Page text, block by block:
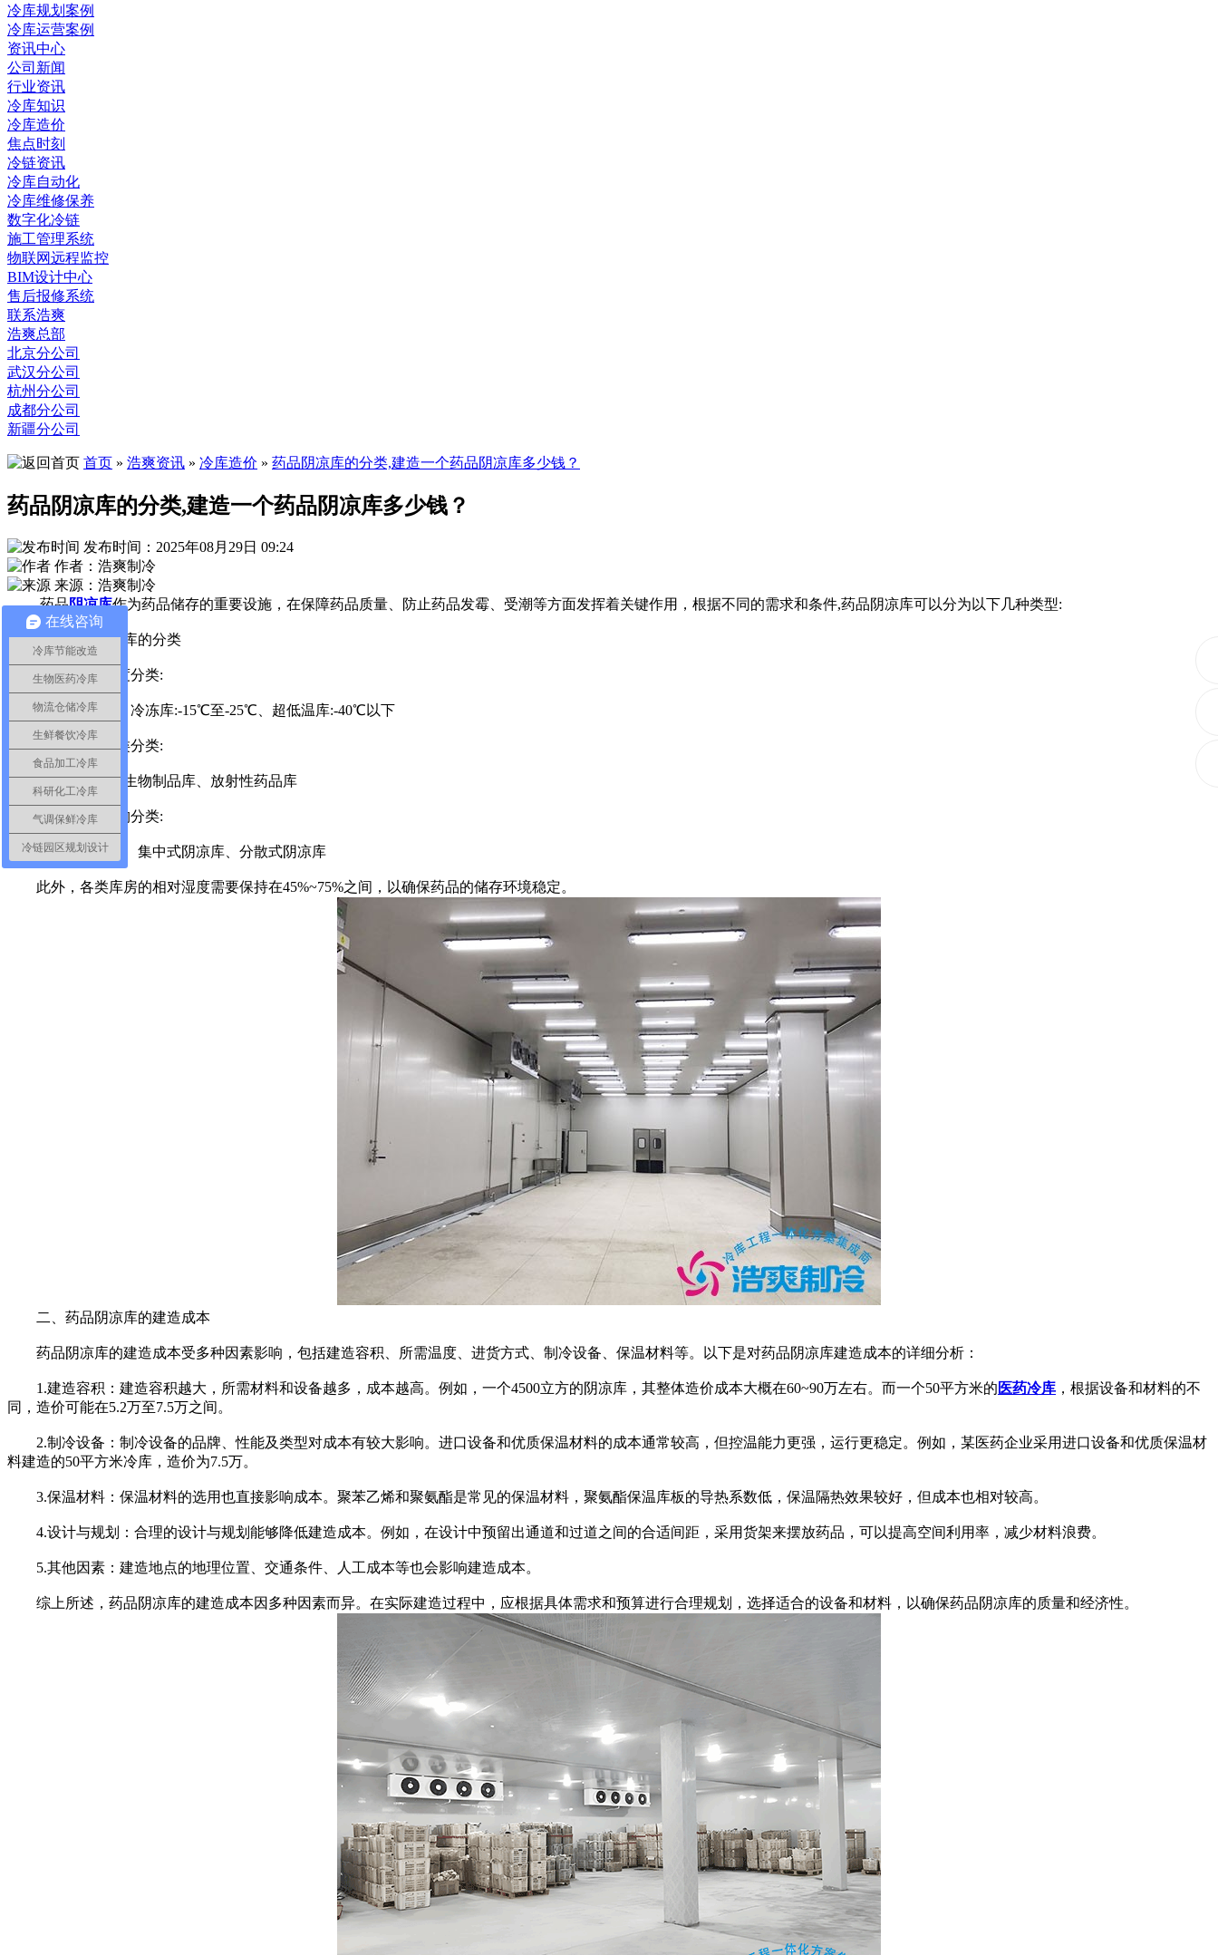
冷库规划案例
冷库运营案例
资讯中心
公司新闻
行业资讯
冷库知识
冷库造价
焦点时刻
冷链资讯
冷库自动化
冷库维修保养
数字化冷链
施工管理系统
物联网远程监控
BIM设计中心
售后报修系统
联系浩爽
浩爽总部
北京分公司
武汉分公司
杭州分公司
成都分公司
新疆分公司
首页 » 浩爽资讯 » 冷库造价 » 药品阴凉库的分类,建造一个药品阴凉库多少钱？
药品阴凉库的分类,建造一个药品阴凉库多少钱？
发布时间：2025年08月29日 09:24
作者：浩爽制冷
来源：浩爽制冷
药品阴凉库作为药品储存的重要设施，在保障药品质量、防止药品发霉、受潮等方面发挥着关键作用，根据不同的需求和条件,药品阴凉库可以分为以下几种类型:
一、药品阴凉库的分类
1、按使用温度分类:
冷藏库:2-8℃、冷冻库:-15℃至-25℃、超低温库:-40℃以下
2、按药品种类分类:
普通药品库、生物制品库、放射性药品库
3、按建筑结构分类:
独立式阴凉库、集中式阴凉库、分散式阴凉库
此外，各类库房的相对湿度需要保持在45%~75%之间，以确保药品的储存环境稳定。
二、药品阴凉库的建造成本
药品阴凉库的建造成本受多种因素影响，包括建造容积、所需温度、进货方式、制冷设备、保温材料等。以下是对药品阴凉库建造成本的详细分析：
1.建造容积：建造容积越大，所需材料和设备越多，成本越高。例如，一个4500立方的阴凉库，其整体造价成本大概在60~90万左右。而一个50平方米的 医药冷库 ，根据设备和材料的不
同，造价可能在5.2万至7.5万之间。
2.制冷设备：制冷设备的品牌、性能及类型对成本有较大影响。进口设备和优质保温材料的成本通常较高，但控温能力更强，运行更稳定。例如，某医药企业采用进口设备和优质保温材
料建造的50平方米冷库，造价为7.5万。
3.保温材料：保温材料的选用也直接影响成本。聚苯乙烯和聚氨酯是常见的保温材料，聚氨酯保温库板的导热系数低，保温隔热效果较好，但成本也相对较高。
4.设计与规划：合理的设计与规划能够降低建造成本。例如，在设计中预留出通道和过道之间的合适间距，采用货架来摆放药品，可以提高空间利用率，减少材料浪费。
5.其他因素：建造地点的地理位置、交通条件、人工成本等也会影响建造成本。
综上所述，药品阴凉库的建造成本因多种因素而异。在实际建造过程中，应根据具体需求和预算进行合理规划，选择适合的设备和材料，以确保药品阴凉库的质量和经济性。
在线咨询
冷库节能改造
生物医药冷库
物流仓储冷库
生鲜餐饮冷库
食品加工冷库
科研化工冷库
气调保鲜冷库
冷链园区规划设计